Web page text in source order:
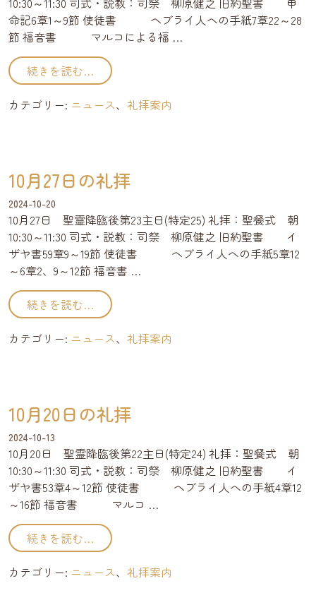
命記6章1～9節 使徒書 ヘブライ人への手紙7章22～28
節 福音書 マルコによる福 …
続きを読む… from 11月3日の礼拝
カテゴリー: ニュース、 礼拝案内
10月27日の礼拝
2024-10-20
10月27日 聖霊降臨後第23主日(特定25) 礼拝：聖餐式 朝
10:30～11:30 司式・説教：司祭 柳原健之 旧約聖書 イ
ザヤ書59章9～19節 使徒書 ヘブライ人への手紙5章12
～6章2、9～12節 福音書 …
続きを読む… from 10月27日の礼拝
カテゴリー: ニュース、 礼拝案内
10月20日の礼拝
2024-10-13
10月20日 聖霊降臨後第22主日(特定24) 礼拝：聖餐式 朝
10:30～11:30 司式・説教：司祭 柳原健之 旧約聖書 イ
ザヤ書53章4～12節 使徒書 ヘブライ人への手紙4章12
～16節 福音書 マルコ …
続きを読む… from 10月20日の礼拝
カテゴリー: ニュース、 礼拝案内